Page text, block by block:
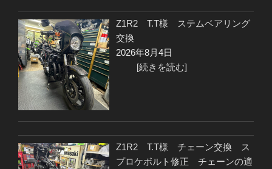
Z1R2 T.T様 ステムベアリング
交換
2026年8月4日
[続きを読む]
Z1R2 T.T様 チェーン交換 ス
プロケボルト修正 チェーンの適